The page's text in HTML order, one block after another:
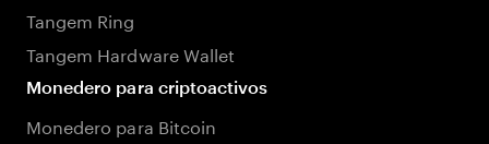
Tangem Ring
Tangem Hardware Wallet
Monedero para criptoactivos
Monedero para Bitcoin